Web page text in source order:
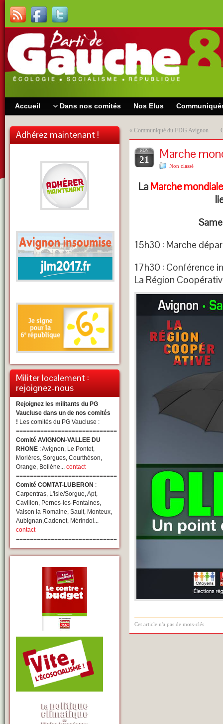
Accueil Dans nos comités Nos Elus
Adhérez maintenant !
Militer localement :
rejoignez-nous
Rejoignez les militants du PG
Vaucluse dans un de nos comités
! Les comités du PG Vaucluse :
=============================
Comité AVIGNON-VALLEE DU
RHONE : Avignon, Le Pontet,
Morières, Sorgues, Courthéson,
Orange, Bollène... contact
=============================
Comité COMTAT-LUBERON :
Carpentras, L'isle/Sorgue, Apt,
Cavillon, Pernes-les-Fontaines,
Vaison la Romaine, Sault, Monteux,
Aubignan,Cadenet, Mérindol...
contact
=============================
« Communiqué du FDG Avignon
NOV
21 Marche
Non classé
LaMarche
15h30 : Marche
17h30 : Conférence
La Région
Cet article n'a pas de mots-clés